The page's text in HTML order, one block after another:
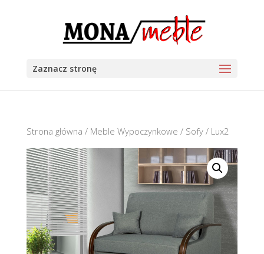
Zaznacz stronę
Strona główna / Meble Wypoczynkowe / Sofy/ Lux2